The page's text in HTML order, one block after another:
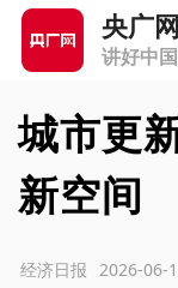
央广网
讲好中
城市更
新空间
2026-06-
经济日报